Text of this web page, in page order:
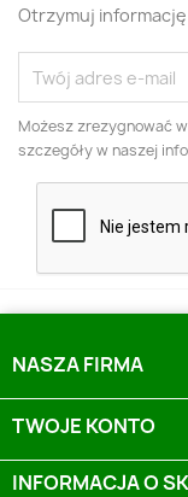
Otrzymuj
Możesz zrezygnować
szczegóły w naszej
NASZA FIRMA
TWOJE KONTO
INFORMACJA O